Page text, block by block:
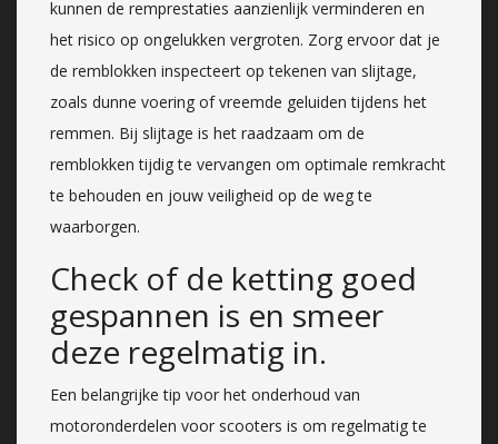
kunnen de remprestaties aanzienlijk verminderen en
het risico op ongelukken vergroten. Zorg ervoor dat je
de remblokken inspecteert op tekenen van slijtage,
zoals dunne voering of vreemde geluiden tijdens het
remmen. Bij slijtage is het raadzaam om de
remblokken tijdig te vervangen om optimale remkracht
te behouden en jouw veiligheid op de weg te
waarborgen.
Check of de ketting goed
gespannen is en smeer
deze regelmatig in.
Een belangrijke tip voor het onderhoud van
motoronderdelen voor scooters is om regelmatig te